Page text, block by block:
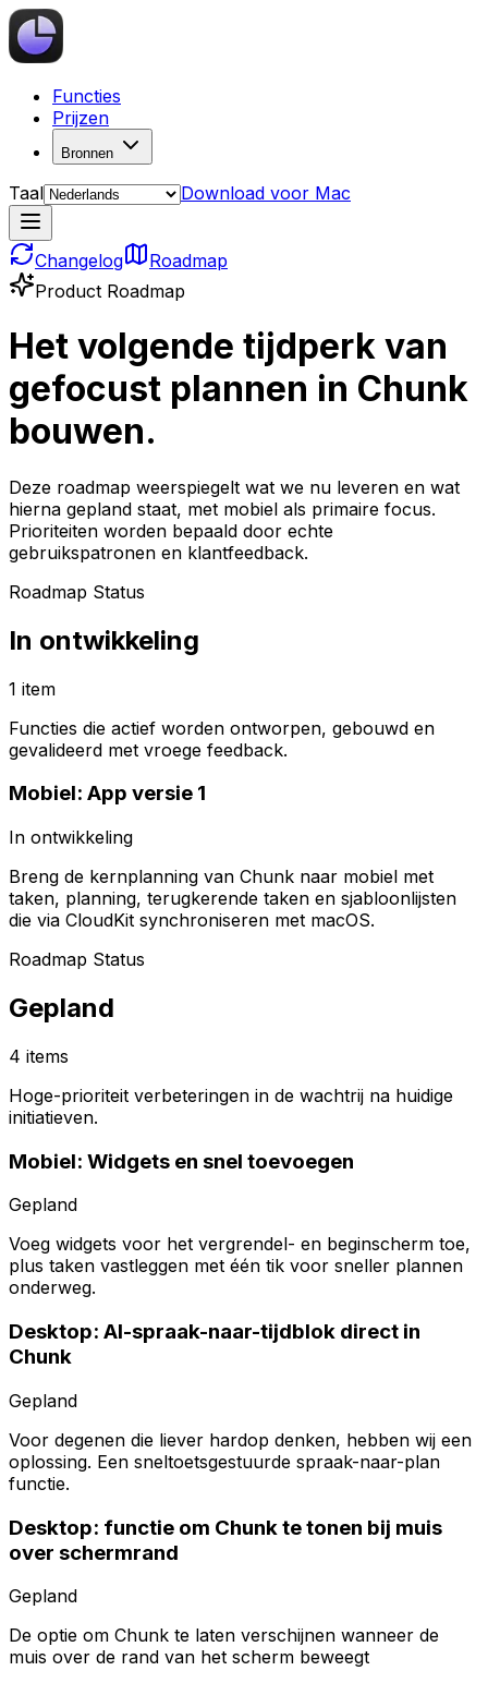
Functies
Prijzen
Bronnen
Taal Download voor Mac
Changelog
Roadmap
Product Roadmap
Het volgende tijdperk van
gefocust plannen in Chunk
bouwen.
Deze roadmap weerspiegelt wat we nu leveren en wat
hierna gepland staat, met mobiel als primaire focus.
Prioriteiten worden bepaald door echte
gebruikspatronen en klantfeedback.
Roadmap Status
In ontwikkeling
1 item
Functies die actief worden ontworpen, gebouwd en
gevalideerd met vroege feedback.
Mobiel: App versie 1
In ontwikkeling
Breng de kernplanning van Chunk naar mobiel met
taken, planning, terugkerende taken en sjabloonlijsten
die via CloudKit synchroniseren met macOS.
Roadmap Status
Gepland
4 items
Hoge-prioriteit verbeteringen in de wachtrij na huidige
initiatieven.
Mobiel: Widgets en snel toevoegen
Gepland
Voeg widgets voor het vergrendel- en beginscherm toe,
plus taken vastleggen met één tik voor sneller plannen
onderweg.
Desktop: AI-spraak-naar-tijdblok direct in
Chunk
Gepland
Voor degenen die liever hardop denken, hebben wij een
oplossing. Een sneltoetsgestuurde spraak-naar-plan
functie.
Desktop: functie om Chunk te tonen bij muis
over schermrand
Gepland
De optie om Chunk te laten verschijnen wanneer de
muis over de rand van het scherm beweegt